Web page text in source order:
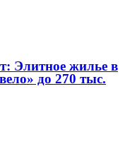
Элитное жилье в
до 270 тыс.